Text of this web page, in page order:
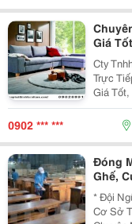
Giá
Cty
Trực
Giá
Đình,
....Bàn
0902 *** ***
Đóng
Ghế,
* Đội
Cơ Sở